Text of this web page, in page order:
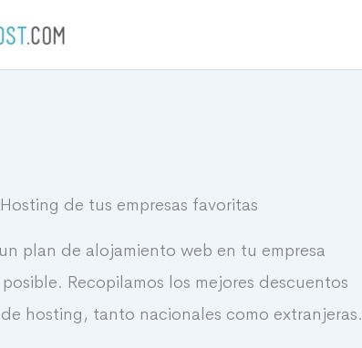
de tus empresas favoritas
plan de alojamiento web en tu empresa
Recopilamos los mejores descuentos
hosting, tanto nacionales como extranjeras.